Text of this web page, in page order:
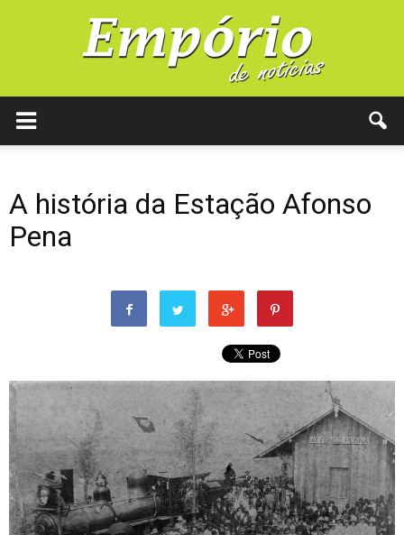
A história da Estação Afonso
Pena